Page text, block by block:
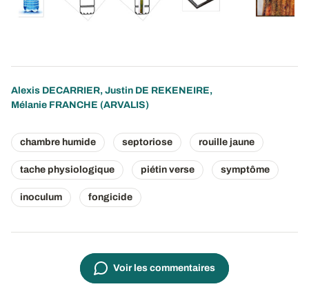
Alexis DECARRIER, Justin DE REKENEIRE,
Mélanie FRANCHE (ARVALIS)
chambre humide septoriose rouille jaune
tache physiologique piétin verse symptôme
inoculum fongicide
Voir les commentaires